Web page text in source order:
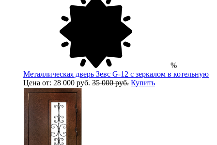
%
Металлическая дверь Зевс G-12 с зеркалом в котельную
Цена от: 28 000 руб. 35 000 руб. Купить